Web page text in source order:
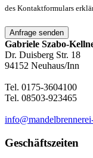
des Kontaktformulars
Anfrage senden
Gabriele Szabo-
Dr. Duisberg Str. 18
94152 Neuhaus/Inn
Tel. 0175-3604100
Tel. 08503-923465
Geschäftszeiten